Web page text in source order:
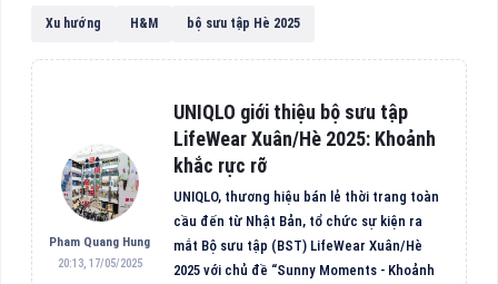
Xu hướng H&M bộ sưu tập Hè 2025
Pham Quang Hung
20:13, 17/05/2025
UNIQLO giới thiệu bộ sưu tập
LifeWear Xuân/Hè 2025: Khoảnh
khắc rực rỡ
UNIQLO, thương hiệu bán lẻ thời trang toàn
cầu đến từ Nhật Bản, tổ chức sự kiện ra
mắt Bộ sưu tập (BST) LifeWear Xuân/Hè
2025 với chủ đề “Sunny Moments - Khoảnh